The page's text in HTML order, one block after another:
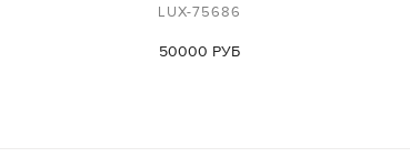
LUX-75686
50000 РУБ